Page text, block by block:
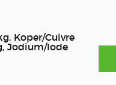
Koper/Cuivre
Jodium/Iode